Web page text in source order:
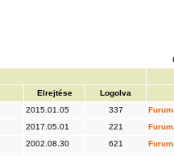
Elrejtése Logolva
2015.01.05 337
2017.05.01 221
2002.08.30 621